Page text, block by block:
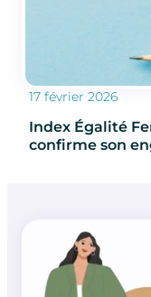
17 février 2026
Index Égalité
confirme son